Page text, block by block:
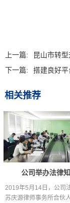
上一篇:
昆山市转
下一篇:
搭建良好
相关推荐
公司举办法律
2019年5月14日，公司
苏庆源律师事务所合伙